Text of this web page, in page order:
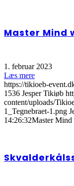
Master Mind
1. februar 2023
Læs mere
https://tikioeb-
1536 Jesper Tikiøb
content/uploads/
1_Tegnebraet-1.png
14:26:32Master